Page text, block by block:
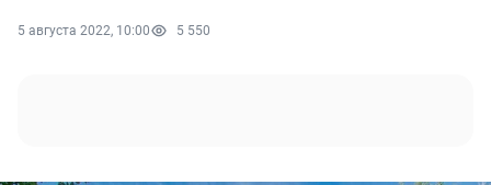
5 августа 2022, 10:00 5 550